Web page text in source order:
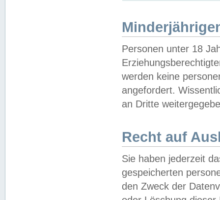
Personen unter 18
werden keine
angefordert.
an Dritte
Recht auf
Sie haben jederzeit
gespeicherten
den Zweck der